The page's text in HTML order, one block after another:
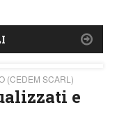
(CEDEM SCARL)
e